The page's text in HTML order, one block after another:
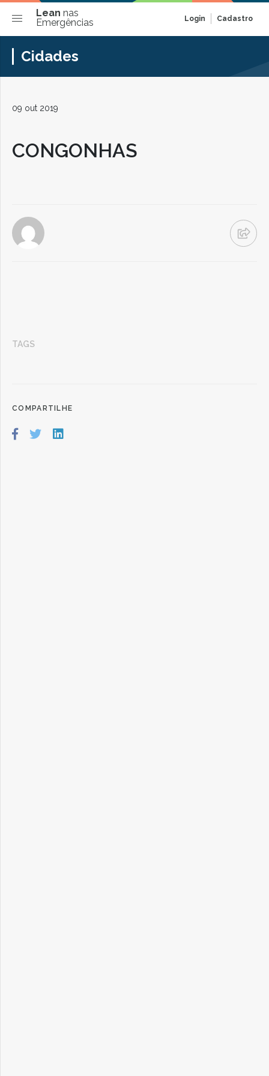
Lean nas
Emergências
Login Cadastro
Cidades
09 out 2019
CONGONHAS
TAGS
COMPARTILHE